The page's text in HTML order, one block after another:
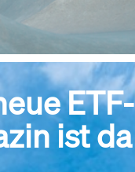
Alle Events
ETF-
ist da